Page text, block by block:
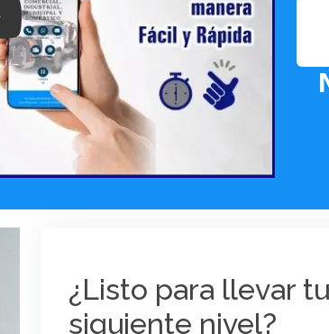
Keynote (Google I/O '18)
¿Listo para llevar
siguiente nivel?